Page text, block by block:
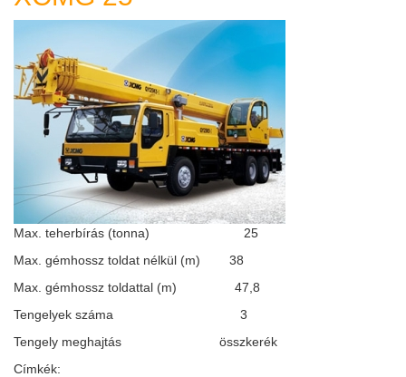
Max. teherbírás (tonna) 25
Max. gémhossz toldat nélkül (m) 38
Max. gémhossz toldattal (m) 47,8
Tengelyek száma 3
Tengely meghajtás összkerék
Címkék: